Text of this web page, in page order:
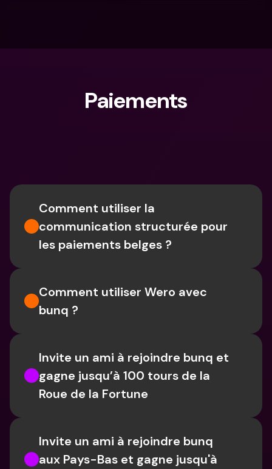
Paiements
Comment utiliser la
communication structurée pour
les paiements belges ?
Comment utiliser Wero avec
bunq ?
Invite un ami à rejoindre bunq et
gagne jusqu’à 100 tours de la
Roue de la Fortune
Invite un ami à rejoindre bunq
aux Pays-Bas et gagne jusqu'à